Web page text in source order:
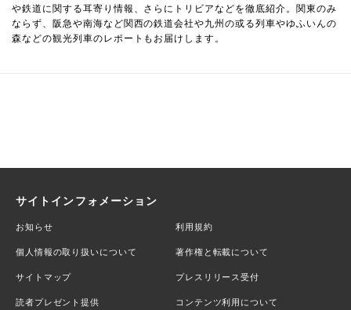
や鉄道に関する耳寄り情報、さらにトリビアなどを徹底紹介。関東のみ
ならず、阪急や南海など関西の鉄道会社や九州の或る列車やゆふいんの
森などの観光列車のレポートもお届けします。
サイトインフォメーション
お知らせ 利用規約
個人情報の取り扱いについて 著作権と転載について
サイトマップ プレスリリース受付
読者プレゼント提供 コンテンツ利用について